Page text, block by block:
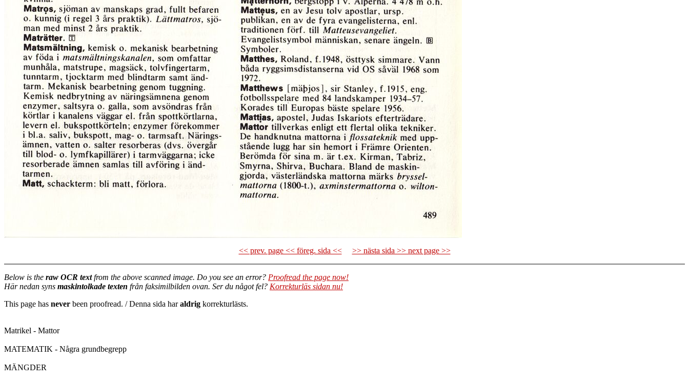
<< prev. page << föreg. sida << >> nästa sida >> next page >>
Below is the raw OCR textfrom the above scanned image. Do you see an error? Proofread the page now!
Här nedan syns maskintolkade texten från faksimilbilden ovan. Ser du något fel? Korrekturläs sidan nu!
This page has never been proofread. / Denna sida haraldrig korrekturlästs.
Matrikel - Mattor
MATEMATIK - Några grundbegrepp
MÄNGDER